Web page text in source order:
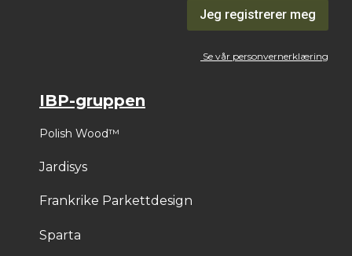
Jeg registrerer meg
Se vår personvernerklæring
IBP-gruppen
Polish Wood™
Jardisys
Frankrike Parkettdesign
Sparta